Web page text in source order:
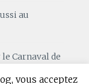
au
Carnaval de
vous acceptez